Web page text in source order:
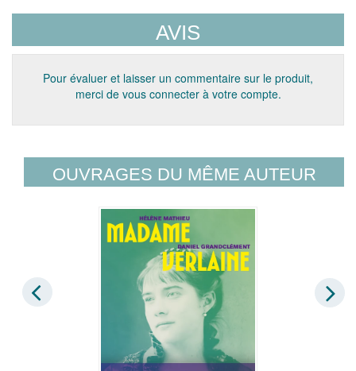
AVIS
Pour évaluer et laisser un commentaire sur le produit,
merci de vous connecter à votre compte.
OUVRAGES DU MÊME AUTEUR